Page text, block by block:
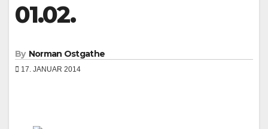
01.02.
By Norman Ostgathe
17. JANUAR 2014